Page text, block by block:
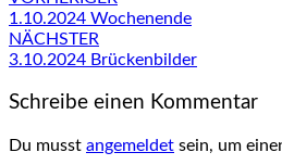
1.10.2024 Wochenende
NÄCHSTER
3.10.2024 Brückenbilder
Schreibe einen Kommentar
Du musst angemeldet sein, um